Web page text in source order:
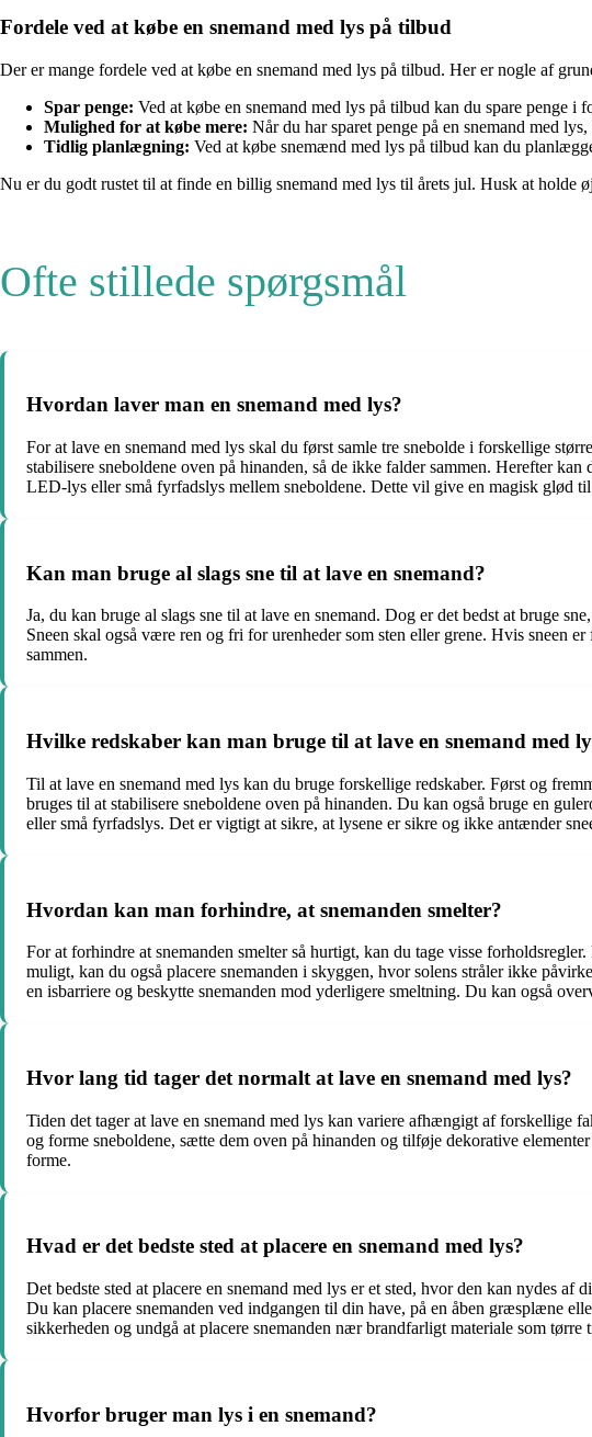
Fordele ved at købe en snemand med lys på tilbud
Der er mange fordele ved at købe en snemand med lys på tilbud. Her er nogle af
Spar penge: Ved at købe en snemand med lys på tilbud kan du spare penge i
Mulighed for at købe mere: Når du har sparet penge på en snemand med
Tidlig planlægning: Ved at købe snemænd med lys på tilbud kan du
Nu er du godt rustet til at finde en billig snemand med lys til årets jul. Husk at
Ofte stillede spørgsmål
Hvordan laver man en snemand med lys?
For at lave en snemand med lys skal du først samle tre snebolde i forskellige
stabilisere sneboldene oven på hinanden, så de ikke falder sammen. Herefter
LED-lys eller små fyrfadslys mellem sneboldene. Dette vil give en magisk glød
Kan man bruge al slags sne til at lave en snemand?
Ja, du kan bruge al slags sne til at lave en snemand. Dog er det bedst at bruge
Sneen skal også være ren og fri for urenheder som sten eller grene. Hvis sneen
sammen.
Hvilke redskaber kan man bruge til at lave en snemand med
Til at lave en snemand med lys kan du bruge forskellige redskaber. Først og
bruges til at stabilisere sneboldene oven på hinanden. Du kan også bruge en
eller små fyrfadslys. Det er vigtigt at sikre, at lysene er sikre og ikke antænder
Hvordan kan man forhindre, at snemanden smelter?
For at forhindre at snemanden smelter så hurtigt, kan du tage visse
muligt, kan du også placere snemanden i skyggen, hvor solens stråler ikke
en isbarriere og beskytte snemanden mod yderligere smeltning. Du kan også
Hvor lang tid tager det normalt at lave en snemand med lys?
Tiden det tager at lave en snemand med lys kan variere afhængigt af forskellige
og forme sneboldene, sætte dem oven på hinanden og tilføje dekorative
forme.
Hvad er det bedste sted at placere en snemand med lys?
Det bedste sted at placere en snemand med lys er et sted, hvor den kan nydes
Du kan placere snemanden ved indgangen til din have, på en åben græsplæne
sikkerheden og undgå at placere snemanden nær brandfarligt materiale som tørre
Hvorfor bruger man lys i en snemand?